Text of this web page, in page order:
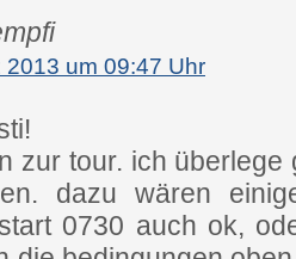
2013 um 09:47 Uhr
zur tour. ich
dazu wären
0730 auch ok,